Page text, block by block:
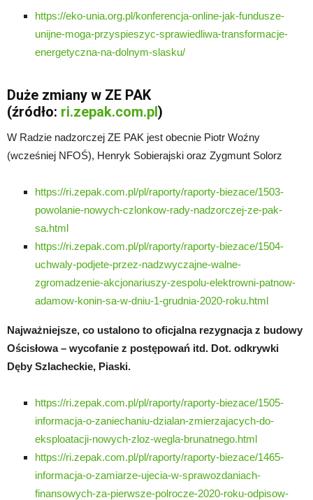
https://eko-unia.org.pl/konferencja-online-jak-fundusze-
unijne-moga-przyspieszyc-sprawiedliwa-transformacje-
energetyczna-na-dolnym-slasku/
Duże zmiany w ZE PAK
(źródło: ri.zepak.com.pl)
W Radzie nadzorczej ZE PAK jest obecnie Piotr Woźny
(wcześniej NFOŚ), Henryk Sobierajski oraz Zygmunt Solorz
https://ri.zepak.com.pl/pl/raporty/raporty-biezace/1503-
powolanie-nowych-czlonkow-rady-nadzorczej-ze-pak-
sa.html
https://ri.zepak.com.pl/pl/raporty/raporty-biezace/1504-
uchwaly-podjete-przez-nadzwyczajne-walne-
zgromadzenie-akcjonariuszy-zespolu-elektrowni-patnow-
adamow-konin-sa-w-dniu-1-grudnia-2020-roku.html
Najważniejsze, co ustalono to oficjalna rezygnacja z budowy
Ościsłowa – wycofanie z postępowań itd. Dot. odkrywki
Dęby Szlacheckie, Piaski.
https://ri.zepak.com.pl/pl/raporty/raporty-biezace/1505-
informacja-o-zaniechaniu-dzialan-zmierzajacych-do-
eksploatacji-nowych-zloz-wegla-brunatnego.html
https://ri.zepak.com.pl/pl/raporty/raporty-biezace/1465-
informacja-o-zamiarze-ujecia-w-sprawozdaniach-
finansowych-za-pierwsze-polrocze-2020-roku-odpisow-